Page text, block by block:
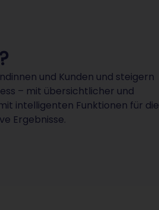
und Kunden und steigern
– mit übersichtlicher und
intelligenten Funktionen für die
Ergebnisse.